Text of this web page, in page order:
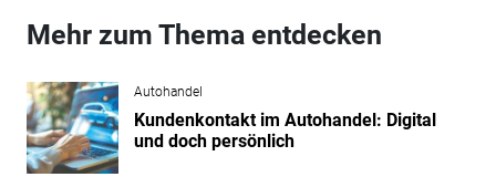
Mehr zum Thema entdecken
Autohandel
Kundenkontakt im Autohandel: Digital
und doch persönlich